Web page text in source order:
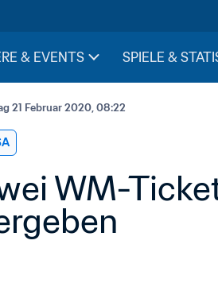
& EVENTS SPIELE &
21 Februar 2020, 08:22
WM-